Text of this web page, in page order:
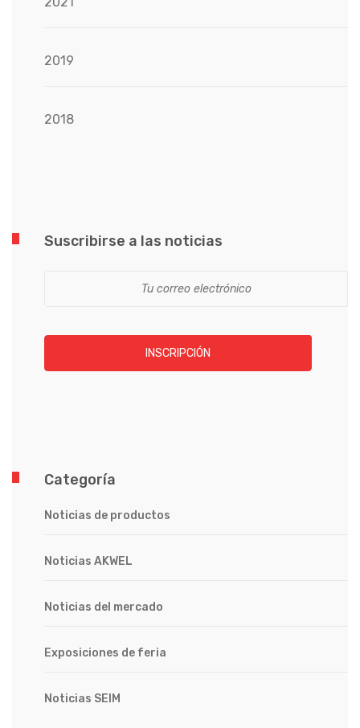
2019
2018
Suscribirse a las noticias
INSCRIPCIÓN
Categoría
Noticias de productos
Noticias AKWEL
Noticias del mercado
Exposiciones de feria
Noticias SEIM